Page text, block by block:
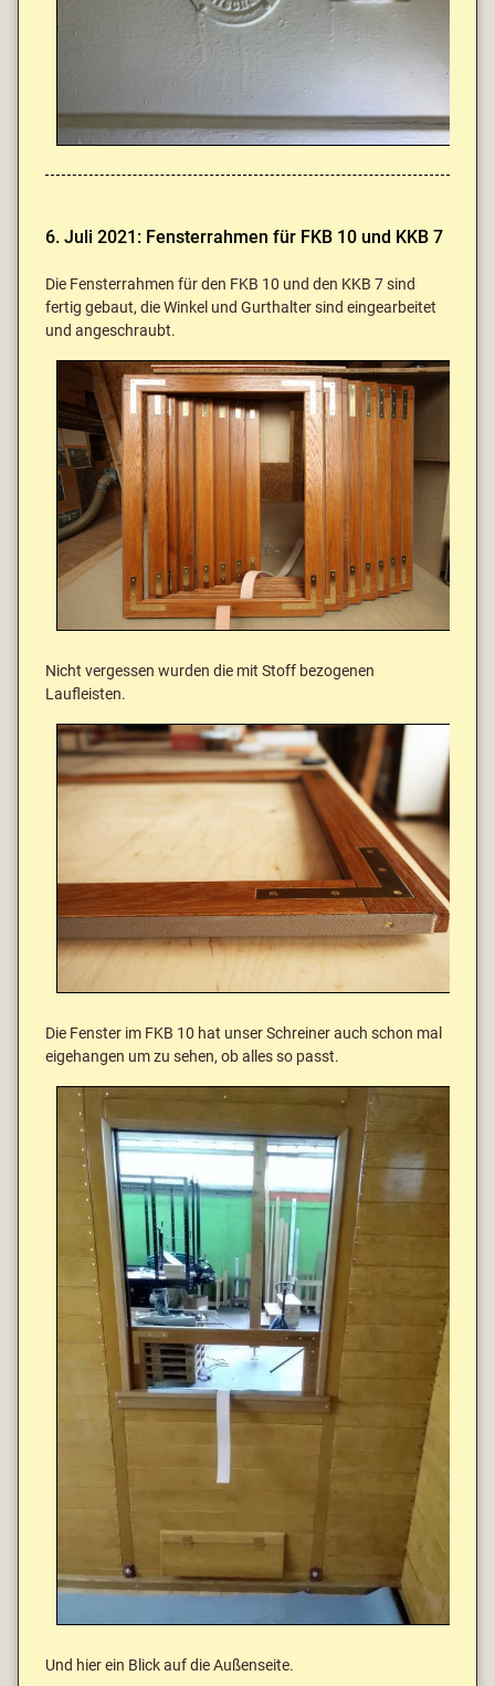
6. Juli 2021: Fensterrahmen für FKB 10 und KKB 7
Die Fensterrahmen für den FKB 10 und den KKB 7 sind
fertig gebaut, die Winkel und Gurthalter sind eingearbeitet
und angeschraubt.
Nicht vergessen wurden die mit Stoff bezogenen
Laufleisten.
Die Fenster im FKB 10 hat unser Schreiner auch schon mal
eigehangen um zu sehen, ob alles so passt.
Und hier ein Blick auf die Außenseite.